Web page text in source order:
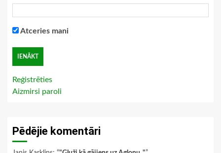
Atceries mani
Reģistrēties
Aizmirsi paroli
Pēdējie komentāri